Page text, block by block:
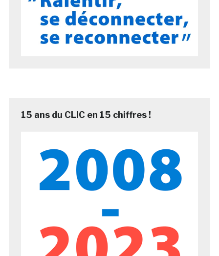
15 ans du CLIC en 15 chiffres !